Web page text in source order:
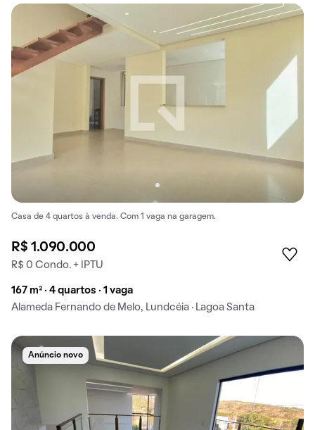
Casa de 4 quartos à venda. Com 1 vaga na garagem.
R$ 1.090.000
R$ 0 Condo. + IPTU
167 m² · 4 quartos · 1 vaga
Alameda Fernando de Melo, Lundcéia · Lagoa Santa
Anúncio novo